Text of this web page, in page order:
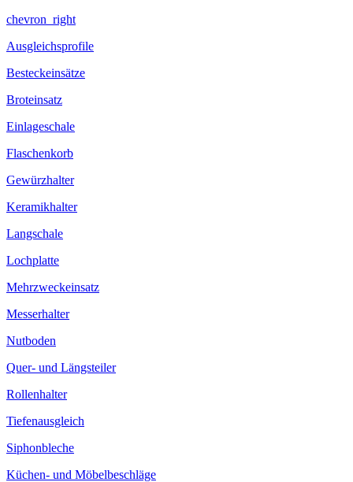
chevron_right
Ausgleichsprofile
Besteckeinsätze
Broteinsatz
Einlageschale
Flaschenkorb
Gewürzhalter
Keramikhalter
Langschale
Lochplatte
Mehrzweckeinsatz
Messerhalter
Nutboden
Quer- und Längsteiler
Rollenhalter
Tiefenausgleich
Siphonbleche
Küchen- und Möbelbeschläge